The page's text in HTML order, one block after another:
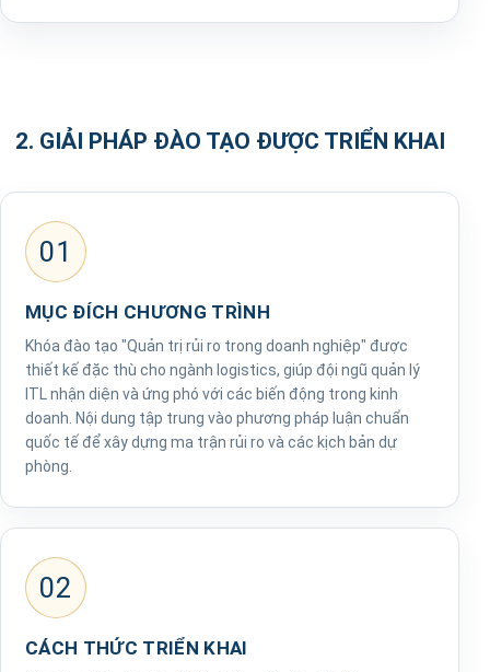
2. GIẢI PHÁP ĐÀO TẠO ĐƯỢC TRIỂN KHAI
01
MỤC ĐÍCH CHƯƠNG TRÌNH
Khóa đào tạo "Quản trị rủi ro trong doanh nghiệp" được
thiết kế đặc thù cho ngành logistics, giúp đội ngũ quản lý
ITL nhận diện và ứng phó với các biến động trong kinh
doanh. Nội dung tập trung vào phương pháp luận chuẩn
quốc tế để xây dựng ma trận rủi ro và các kịch bản dự
phòng.
02
CÁCH THỨC TRIỂN KHAI